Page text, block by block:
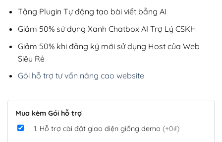
Tặng Plugin Tự động tạo bài viết bằng AI
Giảm 50% sử dụng Xanh Chatbox AI Trợ Lý CSKH
Giảm 50% khi đăng ký mới sử dụng Host của Web
Siêu Rẻ
Gói hỗ trợ tư vấn nâng cao website
Mua kèm Gói hỗ trợ
1. Hỗ trợ cài đặt giao diện giống demo (+0₫)